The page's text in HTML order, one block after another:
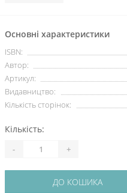
Основні характеристики
ISBN:
Автор:
Артикул:
Видавництво:
Кількість сторінок:
Кількість:
- +
ДО КОШИКА